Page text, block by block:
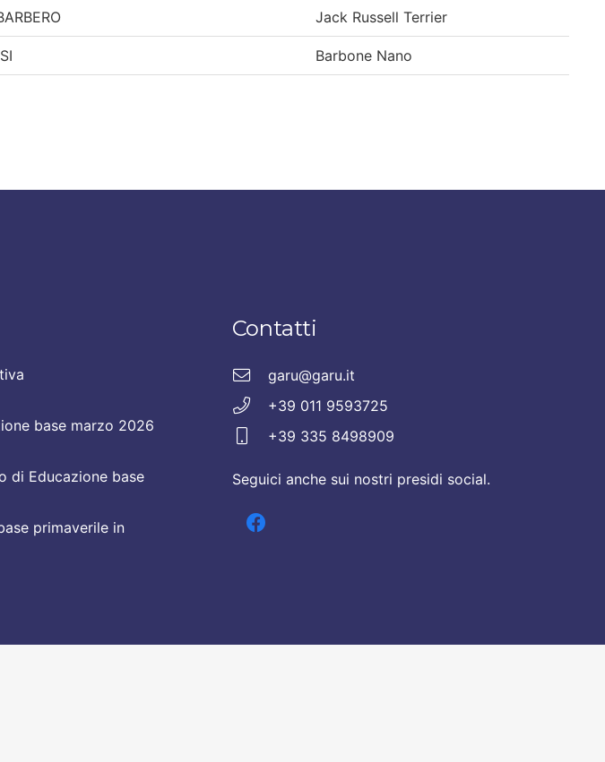
Jack Russell Terrier
Barbone Nano
base marzo 2026
di Educazione base
primaverile in
Contatti
garu@garu.it
+39 011 9593725
+39 335 8498909
Seguici anche sui nostri presidi social.